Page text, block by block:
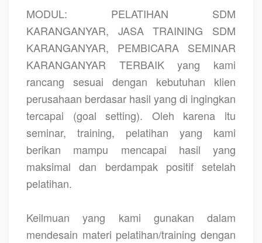
MODUL: PELATIHAN SDM
KARANGANYAR, JASA TRAINING SDM
KARANGANYAR, PEMBICARA SEMINAR
KARANGANYAR TERBAIK yang kami
rancang sesuai dengan kebutuhan klien
perusahaan berdasar hasil yang di ingingkan
tercapai (goal setting). Oleh karena itu
seminar, training, pelatihan yang kami
berikan mampu mencapai hasil yang
maksimal dan berdampak positif setelah
pelatihan.
Keilmuan yang kami gunakan dalam
mendesain materi pelatihan/training dengan